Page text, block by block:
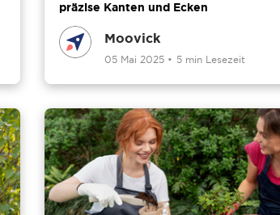
präzise Kanten und Ecken
Moovick
05 Mai 2025 • 5 min Lesezeit